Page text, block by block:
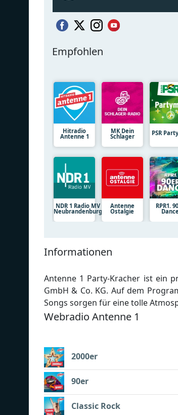
Empfohlen
Hitradio
Antenne 1
MK Dein
Schlager PSR
NDR 1 Radio MV
Neubrandenburg
Antenne
Ostalgie
RPR1.
Informationen
Antenne 1 Party-Kracher ist ein
GmbH & Co. KG. Auf dem
Songs sorgen für eine tolle
Webradio Antenne 1
2000er
90er
Classic Rock